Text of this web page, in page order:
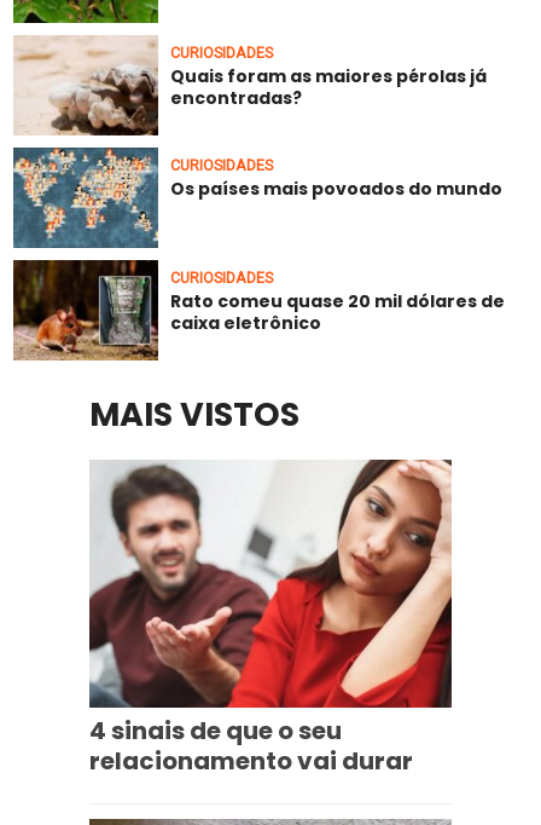
CURIOSIDADES
Quais foram as maiores pérolas já
encontradas?
CURIOSIDADES
Os países mais povoados do mundo
CURIOSIDADES
Rato comeu quase 20 mil dólares de
caixa eletrônico
MAIS VISTOS
4 sinais de que o seu
relacionamento vai durar